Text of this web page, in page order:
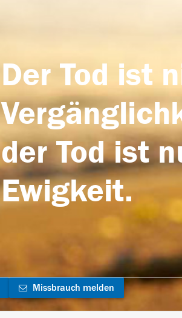
Der Tod ist
der Tod ist
Ewigkeit.
Missbrauch melden